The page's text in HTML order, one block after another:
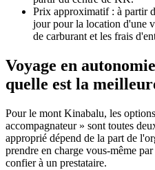
Prix approximatif : à partir
jour pour la location d'une
de carburant et les frais
Voyage en
quelle est la
Pour le mont Kinabalu, les
accompagnateur » sont toutes
approprié dépend de la part de
prendre en charge vous-même
confier à un prestataire.